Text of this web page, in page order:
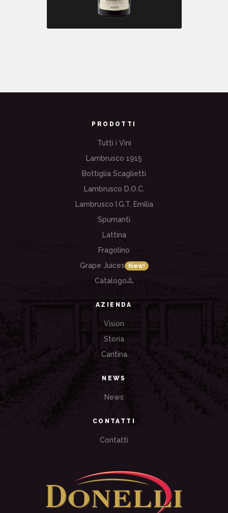
PROSECCO SCAGLIETTI
Spumante Brut
PRODOTTI
Tutti i Vini
Lambrusco 1915
Bottiglia Scaglietti
Lambrusco D.O.C.
Lambrusco I.G.T. Emilia
Spumanti
Lattina
Fragolino
Grape Juices
New!
Catalogo
AZIENDA
Vision
Storia
Cantina
NEWS
News
CONTATTI
Contatti